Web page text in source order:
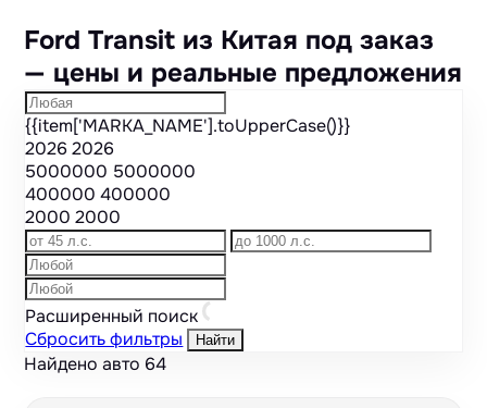
Ford Transit из Китая под заказ
— цены и реальные предложения
{{item['MARKA_NAME'].toUpperCase()}}
20262026
5000000 5000000
400000400000
20002000
Расширенный поиск
Сбросить фильтры
Найти
Найдено авто 64